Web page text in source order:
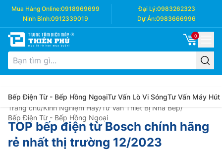
Mua Hàng Online:0918969699 Đại Lý:0983262323
Ninh Bình:0912339019 Dự Án:0983666996
0
Bếp Điện Từ - Bếp Hồng NgoạiTư Vấn Lò Vi SóngTư Vấn Máy Hút
Trang chủ/Kinh Nghiệm Hay/Tư Vấn Thiết Bị Nhà Bếp/
Bếp Điện Từ - Bếp Hồng Ngoại
TOP bếp điện từ Bosch chính hãng
rẻ nhất thị trường 12/2023